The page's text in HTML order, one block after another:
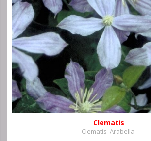
Clematis
Clematis 'Arabella'